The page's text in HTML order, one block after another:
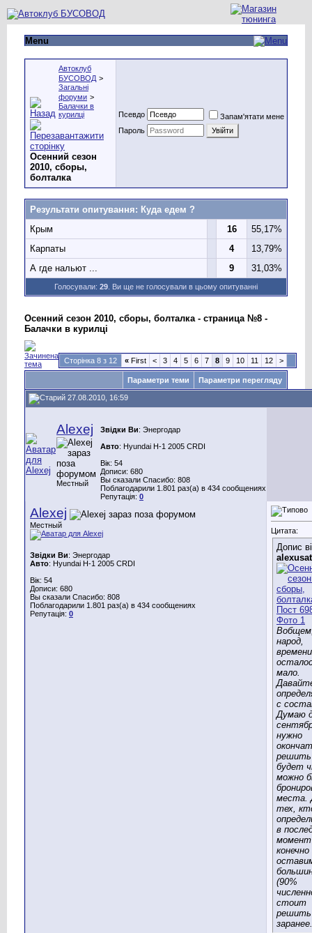
Menu
Автоклуб
БУСОВОД >
Загальні
форуми >
Балачки в
курилці
Осенний сезон
2010, сборы,
болталка
Псевдо
Запам'ятати мене
Пароль
Результати опитування: Куда едем ?
Крым
16
55,17%
Карпаты
4
13,79%
А где нальют ...
9 31,03%
Голосували: 29 . Ви ще не голосували в цьому опитуванні
Осенний сезон 2010, сборы, болталка - страница №8 -
Балачки в курилці
Сторінка 8 з 12 « First < 3 4 5 6 7 8 9 10 11 12 >
Параметри теми Параметри перегляду
27.08.2010, 16:59
Alexej
Местный
Звідки Ви: Энергодар
Авто: Hyundai H-1 2005 CRDI
Вік: 54
Дописи: 680
Вы сказали Спасибо: 808
Поблагодарили 1.801 раз(а) в 434 сообщениях
Репутація: 0
Alexej
Местный
Звідки Ви: Энергодар
Авто: Hyundai H-1 2005 CRDI
Вік: 54
Дописи: 680
Вы сказали Спасибо: 808
Поблагодарили 1.801 раз(а) в 434 сообщениях
Репутація: 0
Цитата:
Допис
народ,
времени
мало.
с
Думаю
нужно
будет
можно
места.
тех,
в
момент
конечно
(90%
стоит
решить
заранее.